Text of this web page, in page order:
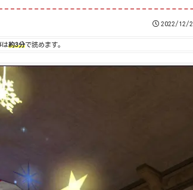
2022/12/
約3分で読めます。